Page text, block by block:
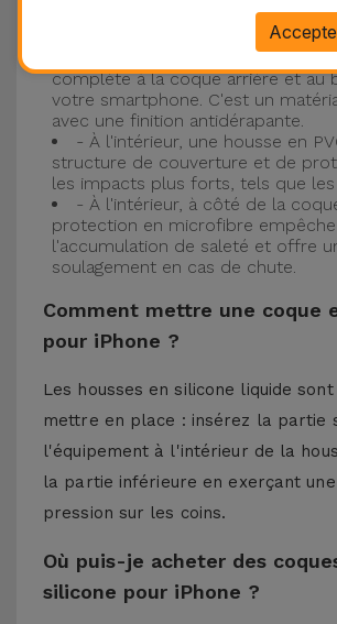
maximum les accidents et les
- Une première couche de
donne de la couleur et une
complète à la coque arrière et au
votre smartphone. C'est un
avec une finition antidérapante.
- À l'intérieur, une housse en
structure de couverture et de
les impacts plus forts, tels que les
- À l'intérieur, à côté de la
protection en microfibre empêche
l'accumulation de saleté et offre
soulagement en cas de chute.
Comment mettre une coque
pour iPhone ?
Les housses en silicone liquide
mettre en place : insérez la partie
l'équipement à l'intérieur de la
la partie inférieure en exerçant
pression sur les coins.
Où puis-je acheter des
silicone pour iPhone ?